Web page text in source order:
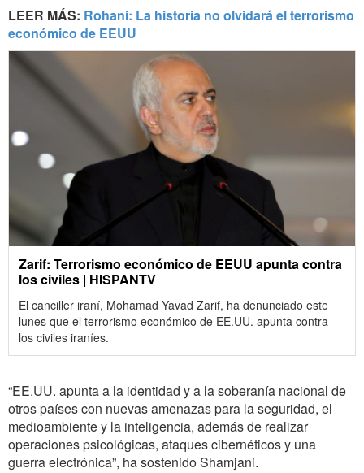
LEER MÁS: Rohani: La historia no olvidará el terrorismo
económico de EEUU
Zarif: Terrorismo económico de EEUU apunta contra
los civiles | HISPANTV
El canciller iraní, Mohamad Yavad Zarif, ha denunciado este
lunes que el terrorismo económico de EE.UU. apunta contra
los civiles iraníes.
“EE.UU. apunta a la identidad y a la soberanía nacional de
otros países con nuevas amenazas para la seguridad, el
medioambiente y la inteligencia, además de realizar
operaciones psicológicas, ataques cibernéticos y una
guerra electrónica”, ha sostenido Shamjani.